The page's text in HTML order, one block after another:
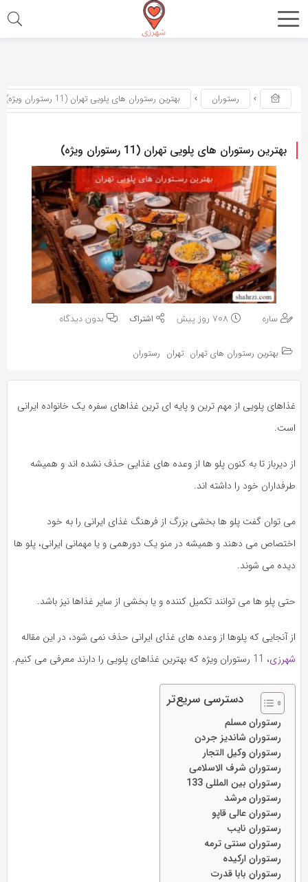
اشتراک
استفاده
زیر
می‌توانید
صفحه
دوستان
به
بگذارید.
لینک
رستوران بهترین رستوران های پلویی تهران (11 رستوران ویژه)
بهترین رستوران های پلویی تهران (11 رستوران ویژه)
ساره
اشتراک
گذاری
با
استفاده
روش‌های
می‌توانید
صفحه
دوستان
به
بگذارید.
کپی
بدون دیدگاه
بهترین رستوران های تهران تهران رستوران
غذاهای پلویی از مهم ترین و پایه ای ترین غذاهای سفره یک خانواده ایرانی
است.
از دیرباز تا به کنون پلو ها از وعده های غذایی حذف نشده اند و همیشه
طرفداران خود را داشته اند.
می توان گفت پلو ها بخشی بزرگ از فرهنگ غذای ایرانی را به خود
اختصاص می دهند و همیشه در منو یک دورهمی و یا مهمانی ایرانی، پلو ها
دیده می شوند.
حتی پلو ها می توانند تکمیل کننده و یا بخشی از سایر غذاها نیز باشد.
از آنجایی که پلوها از وعده های غذای ایرانی حذف نمی شود، در این مقاله
شهرزی، 11 رستوران ویژه که بهترین غذاهای پلویی را دارند معرفی می کنیم.
دسترسی سریع‌تر
رستوران مسلم
رستوران شاندیز جردن
رستوران وکیل التجار
رستوران شرف الاسلامی
رستوران بین المللی 133
رستوران مرشد
رستوران عالی قاپو
رستوران نایب
رستوران سنتی ترمه
رستوران ارکیده
رستوران بابا قدرت